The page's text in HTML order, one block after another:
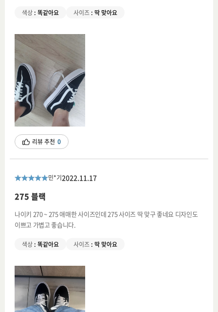
색상 : 똑같아요 사이즈 : 딱 맞아요
리뷰 추천 0
민*기2022.11.17
275 블랙
나이키 270 ~ 275 애매한 사이즈인데 275 사이즈 딱 맞구 좋네요 디자인도
이쁘고 가볍고 좋습니다.
색상 : 똑같아요 사이즈 : 딱 맞아요